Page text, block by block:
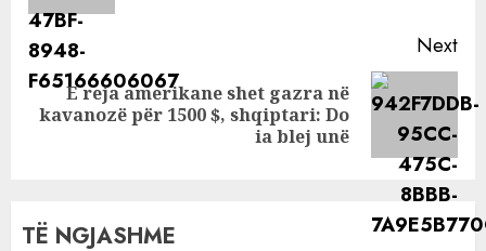
Next
Next
E reja amerikane shet gazra në
kavanozë për 1500 $, shqiptari: Do
ia blej unë
TË NGJASHME